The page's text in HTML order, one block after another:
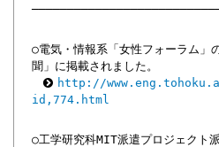
○電気・情報系「女性フォーラム」
聞」に掲載されました。
http://
id,774.html
○工学研究科MIT派遣プロジェクト